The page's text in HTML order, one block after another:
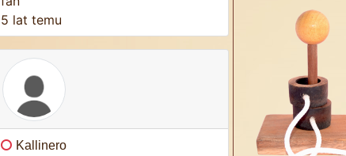
5 lat temu
Kallinero